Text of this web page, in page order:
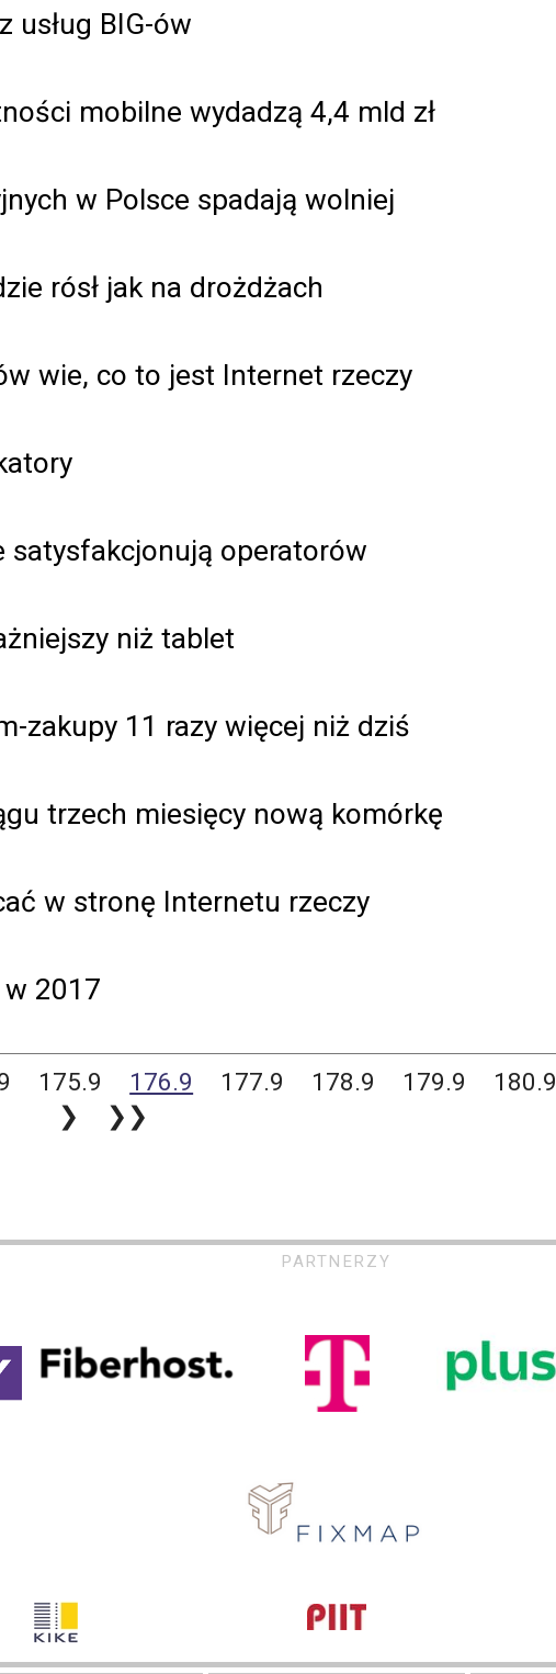
usług BIG-ów
mobilne wydadzą 4,4 mld zł
w Polsce spadają wolniej
rósł jak na drożdżach
wie, co to jest Internet rzeczy
satysfakcjonują operatorów
niż tablet
zakupy 11 razy więcej niż dziś
trzech miesięcy nową komórkę
w stronę Internetu rzeczy
w 2017
175.9 176.9 177.9 178.9 179.9
180.9
❯
❯❯
PARTNERZY